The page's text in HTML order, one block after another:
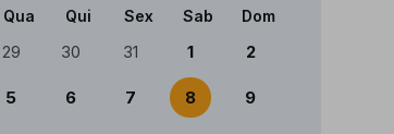
Qua Qui Sex Sab Dom
29 30 31 1 2
5 6 7 8 9